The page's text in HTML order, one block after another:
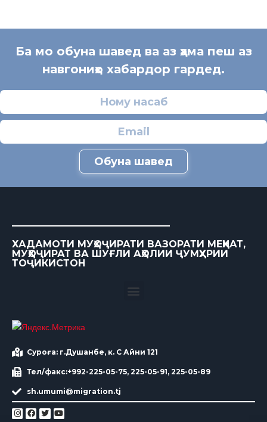
Ба мо обуна шавед ва аз ҳама пеш аз
навгониҳо хабардор гардед.
Обуна шавед
ХАДАМОТИ МУҲОҶИРАТИ ВАЗОРАТИ МЕҲНАТ,
МУҲОҶИРАТ ВА ШУҒЛИ АҲОЛИИ ҶУМҲУРИИ
ТОҶИКИСТОН
Суроға: г.Душанбе, к. С Айни 121
Тел/факс:+992-225-05-75, 225-05-91, 225-05-89
sh.umumi@migration.tj